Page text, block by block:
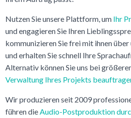
Nutzen Sie unsere Plattform, um Ihr
und engagieren Sie Ihren
kommunizieren Sie frei mit ihnen
und erhalten Sie schnell Ihre
Alternativ können Sie uns bei
Verwaltung Ihres Projekts
Wir produzieren seit 2009
führen die Audio-Postproduktion